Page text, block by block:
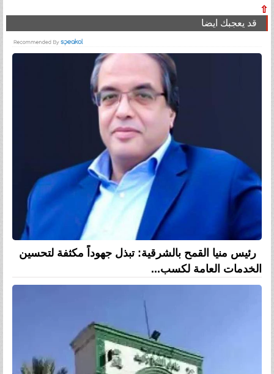
⇧
قد يعجبك ايضا
رئيس منيا القمح بالشرقية: تبذل جهوداً مكثفة لتحسين
الخدمات العامة لكسب...